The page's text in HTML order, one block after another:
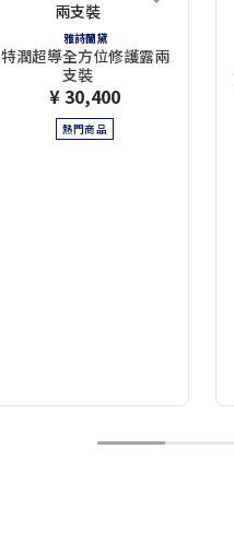
雅詩蘭黛
特潤超導全方位修護露兩
支裝
¥ 30,400
熱門商品
1 2